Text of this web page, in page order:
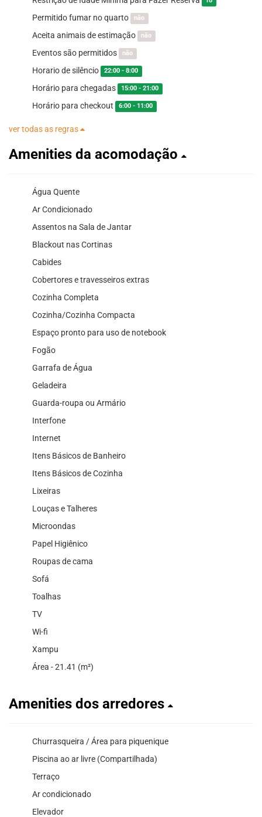
Permitido fumar no quarto não
Aceita animais de estimação não
Eventos são permitidos não
Horario de silêncio 22:00 - 8:00
Horário para chegadas 15:00 - 21:00
Horário para checkout 6:00 - 11:00
ver todas as regras
Amenities da acomodação
Água Quente
Ar Condicionado
Assentos na Sala de Jantar
Blackout nas Cortinas
Cabides
Cobertores e travesseiros extras
Cozinha Completa
Cozinha/Cozinha Compacta
Espaço pronto para uso de notebook
Fogão
Garrafa de Água
Geladeira
Guarda-roupa ou Armário
Interfone
Internet
Itens Básicos de Banheiro
Itens Básicos de Cozinha
Lixeiras
Louças e Talheres
Microondas
Papel Higiênico
Roupas de cama
Sofá
Toalhas
TV
Wi-fi
Xampu
Área - 21.41 (m²)
Amenities dos arredores
Churrasqueira / Área para piquenique
Piscina ao ar livre (Compartilhada)
Terraço
Ar condicionado
Elevador